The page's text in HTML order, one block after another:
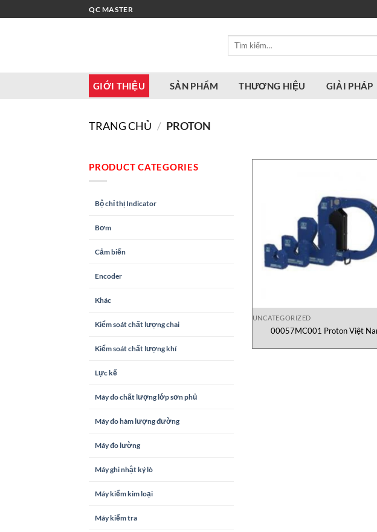
qua
QC MASTER
Tìm
GIỚI THIỆU SẢN PHẨM THƯƠNG HIỆU GIẢI PHÁP
TRANG CHỦ / PROTON
PRODUCT CATEGORIES
Bộ chỉ thị Indicator
Bơm
Cảm biến
Encoder
Khác
Kiểm soát chất lượng chai
Kiểm soát chất lượng khí
Lực kế
Máy đo chất lượng lớp sơn phủ
Máy đo hàm lượng đường
Máy đo lường
Máy ghi nhật ký lò
Máy kiểm kim loại
Máy kiểm tra
UNCATEGORIZED
00057MC001 Proton Việt